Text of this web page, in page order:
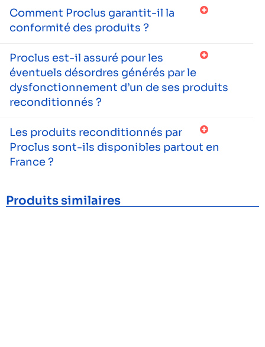
Comment Proclus garantit-il la
conformité des produits ?
Proclus est-il assuré pour les
éventuels désordres générés par le
dysfonctionnement d’un de ses produits
reconditionnés ?
Les produits reconditionnés par
Proclus sont-ils disponibles partout en
France ?
Produits similaires